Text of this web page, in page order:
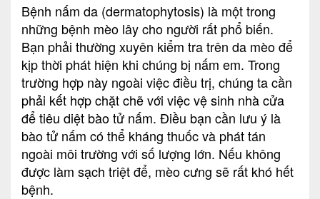
Bệnh nấm da (dermatophytosis) là một trong
những bệnh mèo lây cho người rất phổ biến.
Bạn phải thường xuyên kiểm tra trên da mèo để
kịp thời phát hiện khi chúng bị nấm em. Trong
trường hợp này ngoài việc điều trị, chúng ta cần
phải kết hợp chặt chẽ với việc vệ sinh nhà cửa
để tiêu diệt bào tử nấm. Điều bạn cần lưu ý là
bào tử nấm có thể kháng thuốc và phát tán
ngoài môi trường với số lượng lớn. Nếu không
được làm sạch triệt để, mèo cưng sẽ rất khó hết
bệnh.